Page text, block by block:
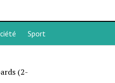
Sport
(2-